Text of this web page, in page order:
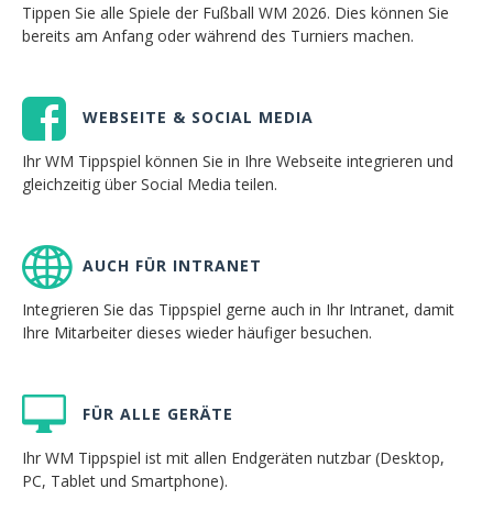
Tippen Sie alle Spiele der Fußball WM 2026. Dies können Sie
bereits am Anfang oder während des Turniers machen.
WEBSEITE & SOCIAL MEDIA
Ihr WM Tippspiel können Sie in Ihre Webseite integrieren und
gleichzeitig über Social Media teilen.
AUCH FÜR INTRANET
Integrieren Sie das Tippspiel gerne auch in Ihr Intranet, damit
Ihre Mitarbeiter dieses wieder häufiger besuchen.
FÜR ALLE GERÄTE
Ihr WM Tippspiel ist mit allen Endgeräten nutzbar (Desktop,
PC, Tablet und Smartphone).